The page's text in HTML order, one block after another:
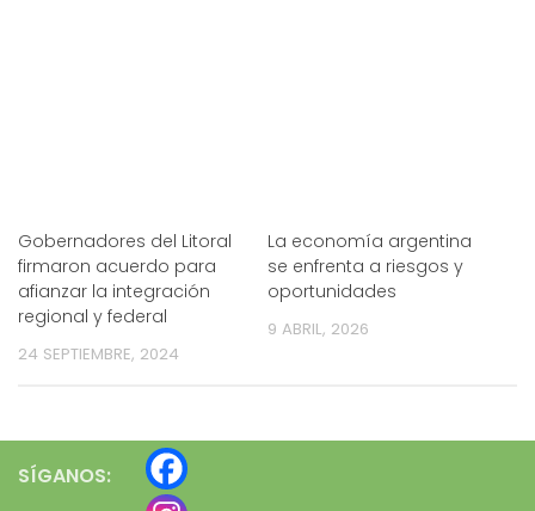
Gobernadores del Litoral
firmaron acuerdo para
afianzar la integración
regional y federal
24 SEPTIEMBRE, 2024
La economía argentina
se enfrenta a riesgos y
oportunidades
9 ABRIL, 2026
SÍGANOS: